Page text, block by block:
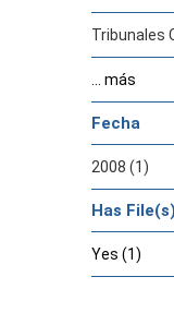
Tribunales
... más
Fecha
2008 (1)
Has File(s)
Yes (1)